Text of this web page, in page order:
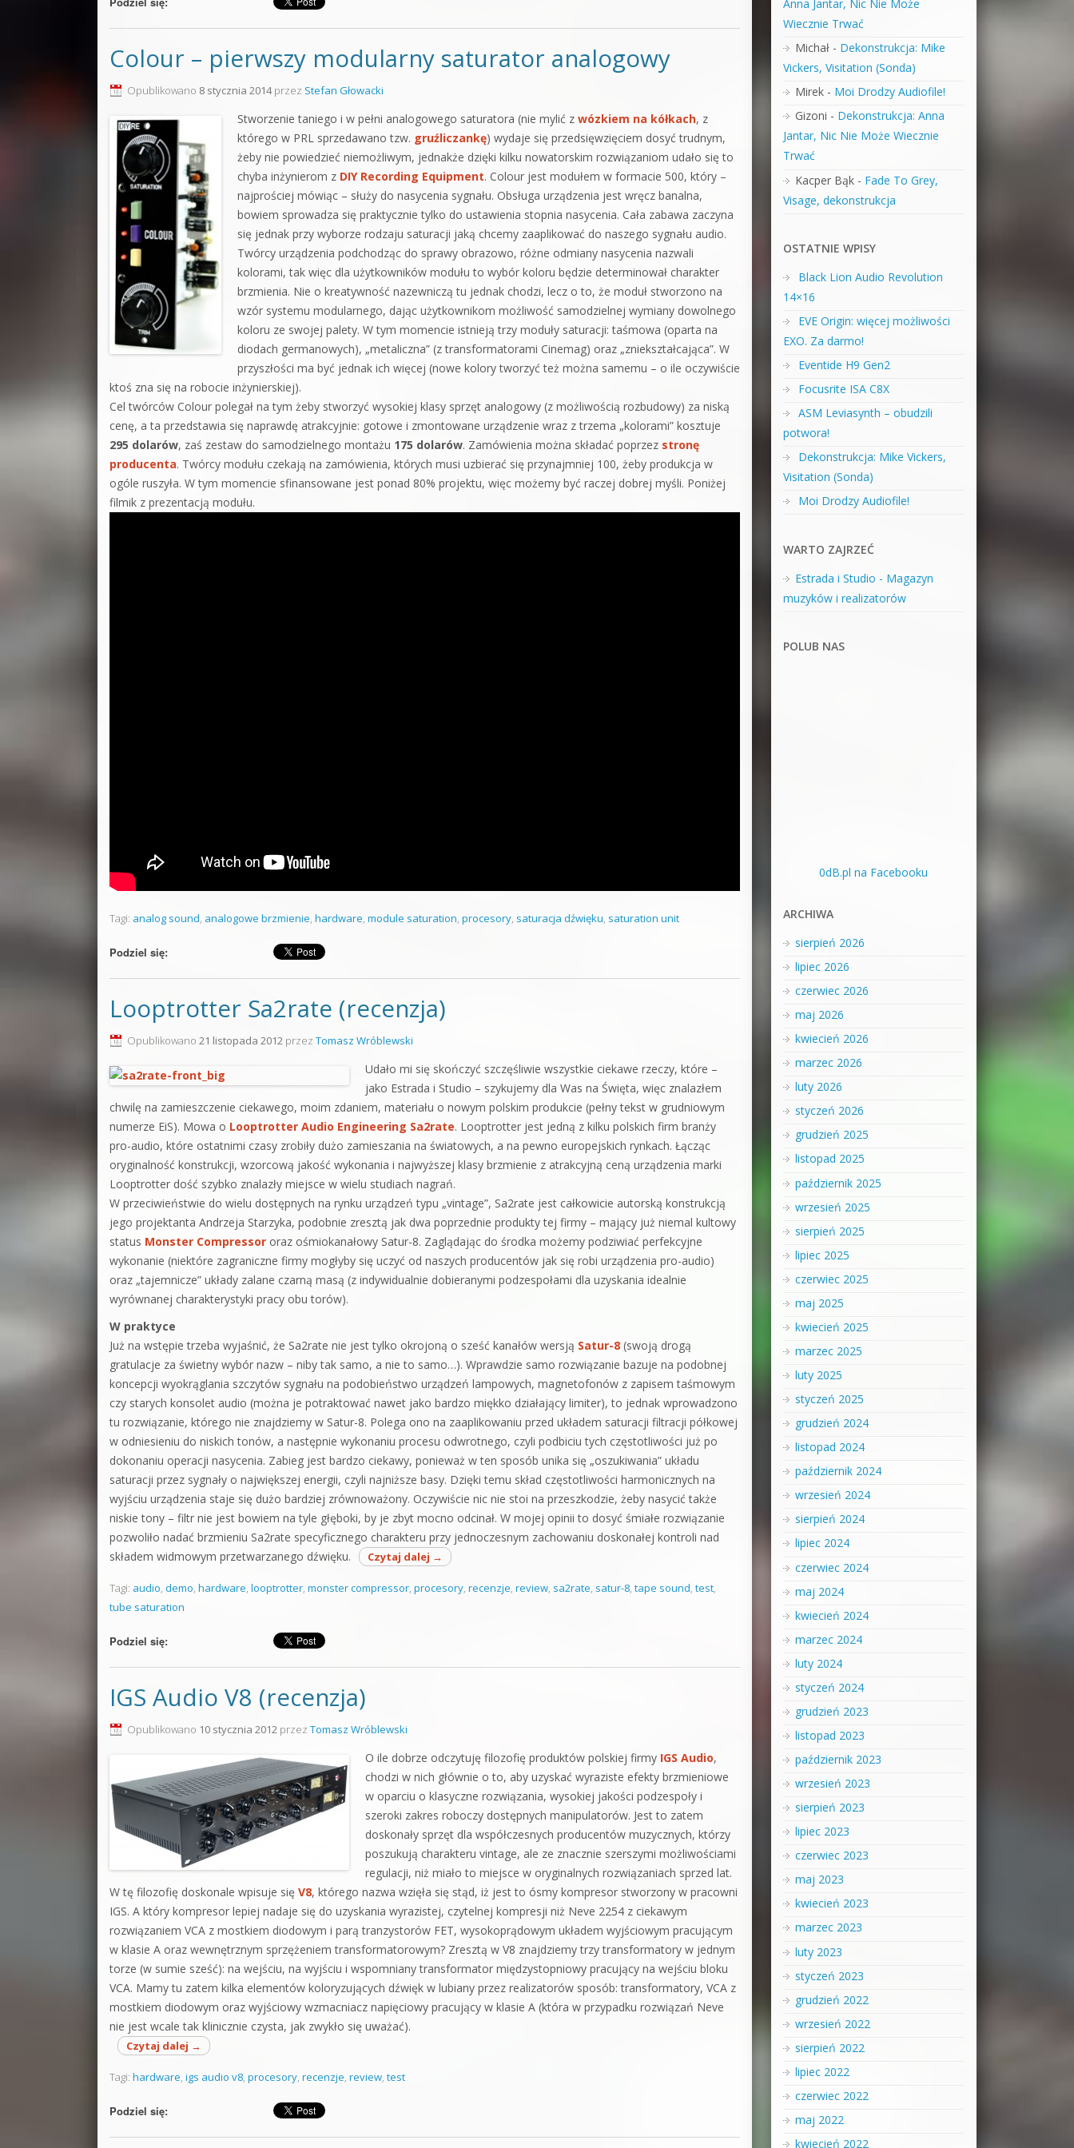
Colour – pierwszy modularny saturator analogowy
Opublikowano 8 stycznia 2014przez Stefan Głowacki
Stworzenie taniego i w pełni analogowego saturatora (nie mylić z wózkiem na kółkach, z
którego w PRL sprzedawano tzw. gruźliczankę) wydaje się przedsięwzięciem dosyć trudnym,
żeby nie powiedzieć niemożliwym, jednakże dzięki kilku nowatorskim rozwiązaniom udało się to
chyba inżynierom z DIY Recording Equipment. Colour jest modułem w formacie 500, który –
najprościej mówiąc – służy do nasycenia sygnału. Obsługa urządzenia jest wręcz banalna,
bowiem sprowadza się praktycznie tylko do ustawienia stopnia nasycenia. Cała zabawa zaczyna
się jednak przy wyborze rodzaju saturacji jaką chcemy zaaplikować do naszego sygnału audio.
Twórcy urządzenia podchodząc do sprawy obrazowo, różne odmiany nasycenia nazwali
kolorami, tak więc dla użytkowników modułu to wybór koloru będzie determinował charakter
brzmienia. Nie o kreatywność nazewniczą tu jednak chodzi, lecz o to, że moduł stworzono na
wzór systemu modularnego, dając użytkownikom możliwość samodzielnej wymiany dowolnego
koloru ze swojej palety. W tym momencie istnieją trzy moduły saturacji: taśmowa (oparta na
diodach germanowych), „metaliczna” (z transformatorami Cinemag) oraz „zniekształcająca”. W
przyszłości ma być jednak ich więcej (nowe kolory tworzyć też można samemu – o ile oczywiście
ktoś zna się na robocie inżynierskiej).
Cel twórców Colour polegał na tym żeby stworzyć wysokiej klasy sprzęt analogowy (z możliwością rozbudowy) za niską
cenę, a ta przedstawia się naprawdę atrakcyjnie: gotowe i zmontowane urządzenie wraz z trzema „kolorami” kosztuje
295 dolarów, zaś zestaw do samodzielnego montażu 175 dolarów. Zamówienia można składać poprzez stronę
producenta. Twórcy modułu czekają na zamówienia, których musi uzbierać się przynajmniej 100, żeby produkcja w
ogóle ruszyła. W tym momencie sfinansowane jest ponad 80% projektu, więc możemy być raczej dobrej myśli. Poniżej
filmik z prezentacją modułu.
Tagi: analog sound, analogowe brzmienie, hardware, module saturation, procesory, saturacja dźwięku, saturation unit
Podziel się:
Looptrotter Sa2rate (recenzja)
Opublikowano 21 listopada 2012 przez Tomasz Wróblewski
Udało mi się skończyć szczęśliwie wszystkie ciekawe rzeczy, które –
jako Estrada i Studio – szykujemy dla Was na Święta, więc znalazłem
chwilę na zamieszczenie ciekawego, moim zdaniem, materiału o nowym polskim produkcie (pełny tekst w grudniowym
numerze EiS). Mowa o Looptrotter Audio Engineering Sa2rate. Looptrotter jest jedną z kilku polskich firm branży
pro-audio, które ostatnimi czasy zrobiły dużo zamieszania na światowych, a na pewno europejskich rynkach. Łącząc
oryginalność konstrukcji, wzorcową jakość wykonania i najwyższej klasy brzmienie z atrakcyjną ceną urządzenia marki
Looptrotter dość szybko znalazły miejsce w wielu studiach nagrań.
W przeciwieństwie do wielu dostępnych na rynku urządzeń typu „vintage”, Sa2rate jest całkowicie autorską konstrukcją
jego projektanta Andrzeja Starzyka, podobnie zresztą jak dwa poprzednie produkty tej firmy – mający już niemal kultowy
status Monster Compressor oraz ośmiokanałowy Satur-8. Zaglądając do środka możemy podziwiać perfekcyjne
wykonanie (niektóre zagraniczne firmy mogłyby się uczyć od naszych producentów jak się robi urządzenia pro-audio)
oraz „tajemnicze” układy zalane czarną masą (z indywidualnie dobieranymi podzespołami dla uzyskania idealnie
wyrównanej charakterystyki pracy obu torów).
W praktyce
Już na wstępie trzeba wyjaśnić, że Sa2rate nie jest tylko okrojoną o sześć kanałów wersją Satur-8 (swoją drogą
gratulacje za świetny wybór nazw – niby tak samo, a nie to samo…). Wprawdzie samo rozwiązanie bazuje na podobnej
koncepcji wyokrąglania szczytów sygnału na podobieństwo urządzeń lampowych, magnetofonów z zapisem taśmowym
czy starych konsolet audio (można je potraktować nawet jako bardzo miękko działający limiter), to jednak wprowadzono
tu rozwiązanie, którego nie znajdziemy w Satur-8. Polega ono na zaaplikowaniu przed układem saturacji filtracji półkowej
w odniesieniu do niskich tonów, a następnie wykonaniu procesu odwrotnego, czyli podbiciu tych częstotliwości już po
dokonaniu operacji nasycenia. Zabieg jest bardzo ciekawy, ponieważ w ten sposób unika się „oszukiwania” układu
saturacji przez sygnały o największej energii, czyli najniższe basy. Dzięki temu skład częstotliwości harmonicznych na
wyjściu urządzenia staje się dużo bardziej zrównoważony. Oczywiście nic nie stoi na przeszkodzie, żeby nasycić także
niskie tony – filtr nie jest bowiem na tyle głęboki, by je zbyt mocno odcinał. W mojej opinii to dosyć śmiałe rozwiązanie
pozwoliło nadać brzmieniu Sa2rate specyficznego charakteru przy jednoczesnym zachowaniu doskonałej kontroli nad
składem widmowym przetwarzanego dźwięku.
Czytaj dalej →
Tagi: audio, demo, hardware, looptrotter, monster compressor, procesory, recenzje, review, sa2rate, satur-8, tape sound, test,
tube saturation
Podziel się:
IGS Audio V8 (recenzja)
Opublikowano 10 stycznia 2012 przez Tomasz Wróblewski
O ile dobrze odczytuję filozofię produktów polskiej firmy IGS Audio,
chodzi w nich głównie o to, aby uzyskać wyraziste efekty brzmieniowe
w oparciu o klasyczne rozwiązania, wysokiej jakości podzespoły i
szeroki zakres roboczy dostępnych manipulatorów. Jest to zatem
doskonały sprzęt dla współczesnych producentów muzycznych, którzy
poszukują charakteru vintage, ale ze znacznie szerszymi możliwościami
regulacji, niż miało to miejsce w oryginalnych rozwiązaniach sprzed lat.
W tę filozofię doskonale wpisuje się V8, którego nazwa wzięła się stąd, iż jest to ósmy kompresor stworzony w pracowni
IGS. A który kompresor lepiej nadaje się do uzyskania wyrazistej, czytelnej kompresji niż Neve 2254 z ciekawym
rozwiązaniem VCA z mostkiem diodowym i parą tranzystorów FET, wysokoprądowym układem wyjściowym pracującym
w klasie A oraz wewnętrznym sprzężeniem transformatorowym? Zresztą w V8 znajdziemy trzy transformatory w jednym
torze (w sumie sześć): na wejściu, na wyjściu i wspomniany transformator międzystopniowy pracujący na wejściu bloku
VCA. Mamy tu zatem kilka elementów koloryzujących dźwięk w lubiany przez realizatorów sposób: transformatory, VCA z
mostkiem diodowym oraz wyjściowy wzmacniacz napięciowy pracujący w klasie A (która w przypadku rozwiązań Neve
nie jest wcale tak klinicznie czysta, jak zwykło się uważać).
Czytaj dalej →
Tagi: hardware, igs audio v8, procesory, recenzje, review, test
Podziel się:
Anna Jantar, Nic Nie Może
Wiecznie Trwać
Michał- Dekonstrukcja: Mike
Vickers, Visitation (Sonda)
Mirek- Moi Drodzy Audiofile!
Gizoni - Dekonstrukcja: Anna
Jantar, Nic Nie Może Wiecznie
Trwać
Kacper Bąk- Fade To Grey,
Visage, dekonstrukcja
OSTATNIE WPISY
Black Lion Audio Revolution
14×16
EVE Origin: więcej możliwości
EXO. Za darmo!
Eventide H9 Gen2
Focusrite ISA C8X
ASM Leviasynth – obudzili
potwora!
Dekonstrukcja: Mike Vickers,
Visitation (Sonda)
Moi Drodzy Audiofile!
WARTO ZAJRZEĆ
Estrada i Studio - Magazyn
muzyków i realizatorów
POLUB NAS
0dB.pl na Facebooku
ARCHIWA
sierpień 2026
lipiec 2026
czerwiec 2026
maj 2026
kwiecień 2026
marzec 2026
luty 2026
styczeń 2026
grudzień 2025
listopad 2025
październik 2025
wrzesień 2025
sierpień 2025
lipiec 2025
czerwiec 2025
maj 2025
kwiecień 2025
marzec 2025
luty 2025
styczeń 2025
grudzień 2024
listopad 2024
październik 2024
wrzesień 2024
sierpień 2024
lipiec 2024
czerwiec 2024
maj 2024
kwiecień 2024
marzec 2024
luty 2024
styczeń 2024
grudzień 2023
listopad 2023
październik 2023
wrzesień 2023
sierpień 2023
lipiec 2023
czerwiec 2023
maj 2023
kwiecień 2023
marzec 2023
luty 2023
styczeń 2023
grudzień 2022
wrzesień 2022
sierpień 2022
lipiec 2022
czerwiec 2022
maj 2022
kwiecień 2022